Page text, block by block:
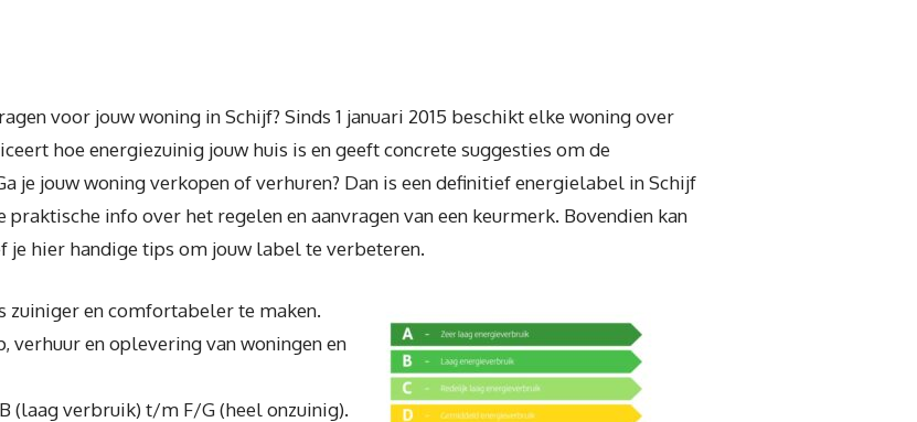
voor jouw woning in Schijf? Sinds 1 januari 2015 beschikt elke woning over
hoe energiezuinig jouw huis is en geeft concrete suggesties om de
je jouw woning verkopen of verhuren? Dan is een definitief energielabel in Schijf
info over het regelen en aanvragen van een keurmerk. Bovendien kan
je hier handige tips om jouw label te verbeteren.
en comfortabeler te maken.
verhuur en oplevering van woningen en
(laag verbruik) t/m F/G (heel onzuinig).